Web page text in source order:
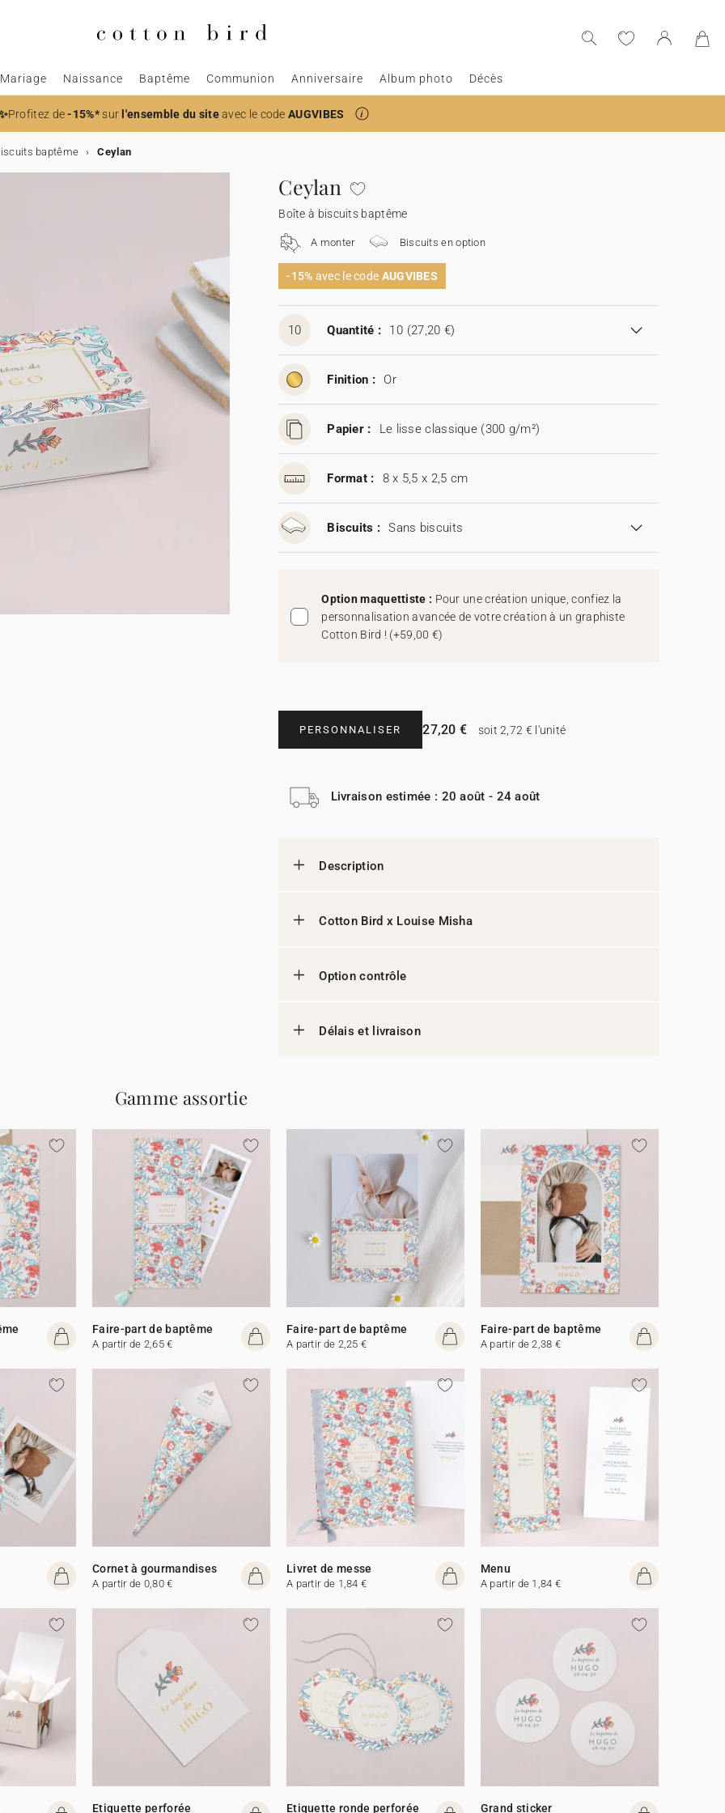
Mariage Naissance Baptême Communion Anniversaire Album photo Décès
Profitez de-15%*surl'ensemble du siteavec le code AUGVIBES
baptême Ceylan
Ceylan
Boîte à biscuits baptême
A monter Biscuits en option
-15% avec le code AUGVIBES
10 Quantité : 10 (27,20 €)
Finition : Or
Papier : Le lisse classique (300 g/m²)
Format : 8 x 5,5 x 2,5 cm
Biscuits : Sans biscuits
Option maquettiste : Pour une création unique, confiez la
personnalisation avancée de votre création à un graphiste
Cotton Bird ! (+59,00 €)
PERSONNALISER 27,20 € soit 2,72 € l'unité
Livraison estimée : 20 août - 24 août
Description
Cotton Bird x Louise Misha
Option contrôle
Délais et livraison
Gamme assortie
Faire-part de baptême
A partir de 2,65 €
Faire-part de baptême
A partir de 2,25 €
Faire-part de baptême
A partir de 2,38 €
Cornet à gourmandises
A partir de 0,80 €
Livret de messe
A partir de 1,84 €
Menu
A partir de 1,84 €
Etiquette perforée Etiquette ronde perforée Grand sticker